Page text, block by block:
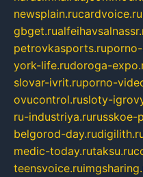
newsplain.rucardvoice.ru
gbget.ru
petrovkasports.ru
york-life.rudoroga-
slovar-ivrit.ruporno-
ovucontrol.rusloty-
ru-industriya.rurusskoe-
belgorod-day.ru
medic-today.rutaksu.ru
teensvoice.ru